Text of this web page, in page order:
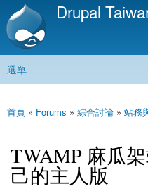
移
內
Drupal
主選單
選單
您在這裡
首頁 » Forums » 綜合討論 » 站務
TWAMP 麻瓜
己的主人版